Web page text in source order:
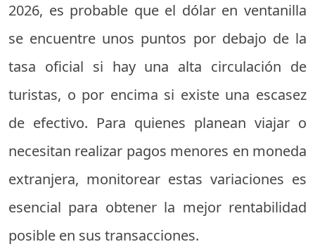
2026, es probable que el dólar en ventanilla
se encuentre unos puntos por debajo de la
tasa oficial si hay una alta circulación de
turistas, o por encima si existe una escasez
de efectivo. Para quienes planean viajar o
necesitan realizar pagos menores en moneda
extranjera, monitorear estas variaciones es
esencial para obtener la mejor rentabilidad
posible en sus transacciones.